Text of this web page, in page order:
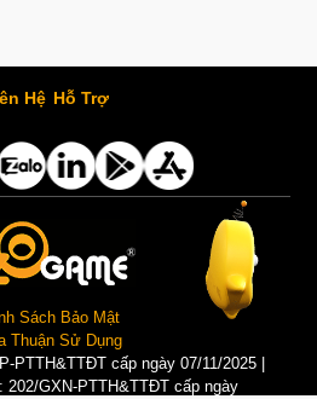
Hệ Hỗ Trợ
Sách Bảo Mật
Thuận Sử Dụng
PTTH&TTĐT cấp ngày 07/11/2025 |
202/GXN-PTTH&TTĐT cấp ngày